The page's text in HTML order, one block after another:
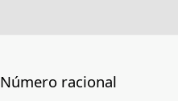
Número racional